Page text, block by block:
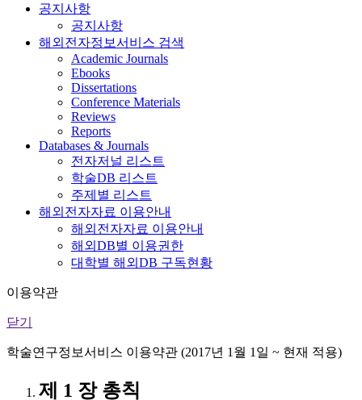
공지사항
공지사항
해외전자정보서비스 검색
Academic Journals
Ebooks
Dissertations
Conference Materials
Reviews
Reports
Databases & Journals
전자저널 리스트
학술DB 리스트
주제별 리스트
해외전자자료 이용안내
해외전자자료 이용안내
해외DB별 이용권한
대학별 해외DB 구독현황
이용약관
닫기
학술연구정보서비스 이용약관 (2017년 1월 1일 ~ 현재 적용)
제 1 장 총칙